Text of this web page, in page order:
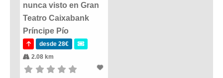
nunca visto en Gran
Teatro Caixabank
Príncipe Pío
desde 28€
2.08 km